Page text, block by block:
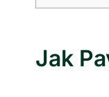
Jak